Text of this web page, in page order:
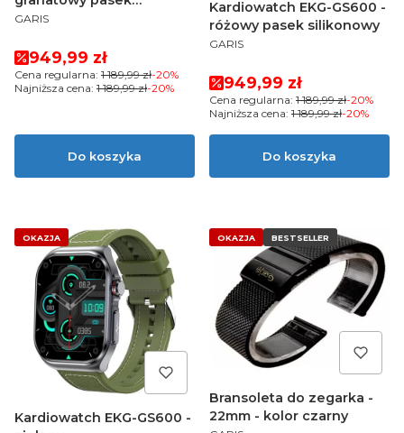
silikonowy
PRODUCENT
GARIS
Cena promocyjna
949,99 zł
Cena regularna: 1 189,99 zł-20%
Najniższa cena: 1 189,99 zł-20%
Do koszyka
Kardiowatch EKG-GS600 -
różowy pasek silikonowy
PRODUCENT
GARIS
Cena promocyjna
949,99 zł
Cena regularna: 1 189,99 zł-20%
Najniższa cena: 1 189,99 zł-20%
Do koszyka
OKAZJA
Kardiowatch EKG-GS600 -
OKAZJA BESTSELLER
Bransoleta do zegarka -
22mm - kolor czarny